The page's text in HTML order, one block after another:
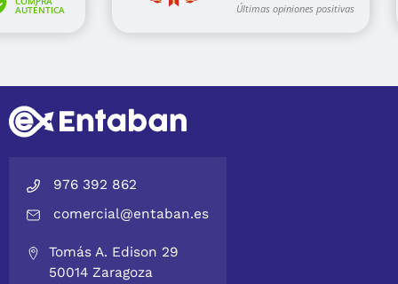
976 392 862
comercial@entaban.es
Tomás A. Edison 29
50014 Zaragoza